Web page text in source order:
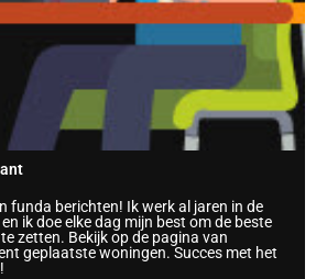
funda berichten! Ik werk al jaren in de
ik doe elke dag mijn best om de beste
zetten. Bekijk op de pagina van
geplaatste woningen. Succes met het